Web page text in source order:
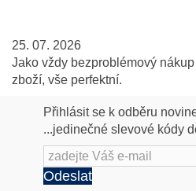
25. 07. 2026
Jako vždy bezproblémový
zboží, vše perfektní.
Přihlásit se k odběru
...jedinečné slevové kódy
Odeslat